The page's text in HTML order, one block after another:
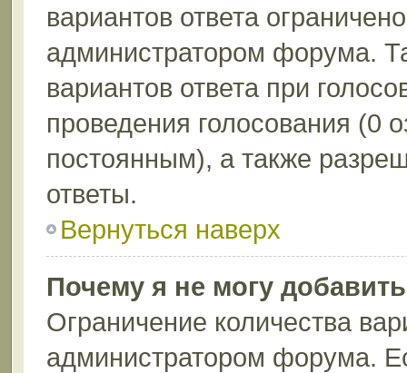
вариантов ответа
администратором форума.
вариантов ответа при
проведения голосования (0
постоянным), а также
ответы.
Вернуться наверх
Почему я не могу
Ограничение количества
администратором форума.